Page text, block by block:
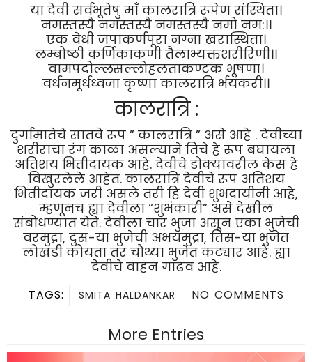
या देवी सर्वभू‍तेषु माँ कालरात्रि रूपेण संस्थिता।
नमस्तस्यै नमस्तस्यै नमस्तस्यै नमो नम:।।
एक वेधी जपाकर्णपूरा नग्ना खरास्थिता।
लम्बोष्ठी कर्णिकाकणी तैलाभ्यक्तशरीरिणी।।
वामपदोल्लसल्लोहलताकण्टक भूषणा।
वर्धनमूर्धध्वजा कृष्णा कालरात्रि र्भयंकरी।।
कालरात्रि :
दुर्गामातेचे सातवे रूप ” कालरात्रि ” असे आहे . देवीच्या
शरीराचा रंग काळा असल्याने तिचे हे रूप बघायला
अतिशय भितीदायक आहे. देवीचे डोक्यावरील केस हे
विखुरलेले आहेत. कालरात्रि देवीचे रूप अतिशय
भितीदायक जरी असले तरी हि देवी शुभदायीनी आहे,
म्हणूनच ह्या देवीला “शुभंकारी” असे देखील
संबोधण्यात येते. देवीला चार भुजा असून एका भुजेची
वरमुद्रा, दुस-या भुजेची अभयमुद्रा, तिस-या भुजेत
लोखंडी कोयता तर चौथ्या भुजेत कट्यार आहे. ह्या
देवीचे वाहन गाढव आहे.
TAGS: SMITA HALDANKAR NO COMMENTS
More Entries